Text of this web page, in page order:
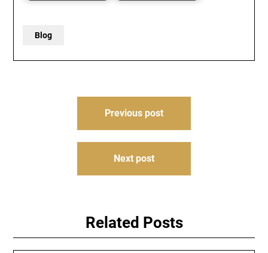
Blog
Previous post
Next post
Related Posts